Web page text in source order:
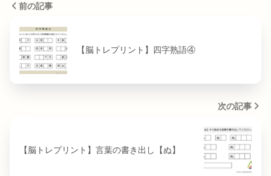
前の記事
【脳トレプリント】四字熟語④
次の記事
【脳トレプリント】言葉の書き出し【ぬ】